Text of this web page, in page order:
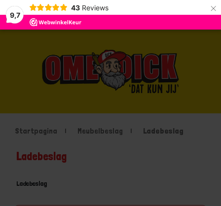
9,7
43 Reviews ×
Startpagina Meubelbeslag Ladebeslag
Ladebeslag
Ladebeslag